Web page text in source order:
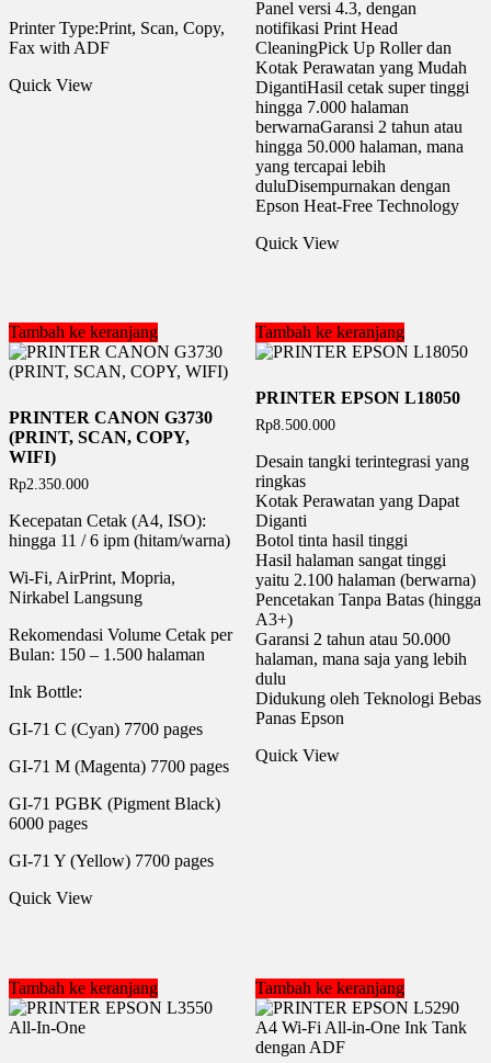
Printer Type:Print, Scan, Copy,
Fax with ADF
Quick View
Panel versi 4.3, dengan
notifikasi Print Head
CleaningPick Up Roller dan
Kotak Perawatan yang Mudah
DigantiHasil cetak super tinggi
hingga 7.000 halaman
berwarnaGaransi 2 tahun atau
hingga 50.000 halaman, mana
yang tercapai lebih
duluDisempurnakan dengan
Epson Heat-Free Technology
Quick View
Tambah ke keranjang
PRINTER CANON G3730
(PRINT, SCAN, COPY,
WIFI)
Rp2.350.000
Kecepatan Cetak (A4, ISO):
hingga 11 / 6 ipm (hitam/warna)
Wi-Fi, AirPrint, Mopria,
Nirkabel Langsung
Rekomendasi Volume Cetak per
Bulan: 150 – 1.500 halaman
Ink Bottle:
GI-71 C (Cyan) 7700 pages
GI-71 M (Magenta) 7700 pages
GI-71 PGBK (Pigment Black)
6000 pages
GI-71 Y (Yellow) 7700 pages
Quick View
Tambah ke keranjang
PRINTER EPSON L18050
Rp8.500.000
Desain tangki terintegrasi yang
ringkas
Kotak Perawatan yang Dapat
Diganti
Botol tinta hasil tinggi
Hasil halaman sangat tinggi
yaitu 2.100 halaman (berwarna)
Pencetakan Tanpa Batas (hingga
A3+)
Garansi 2 tahun atau 50.000
halaman, mana saja yang lebih
dulu
Didukung oleh Teknologi Bebas
Panas Epson
Quick View
Tambah ke keranjang Tambah ke keranjang